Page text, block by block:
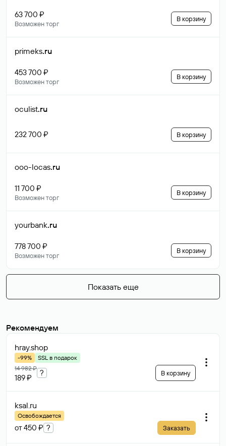
63 700 ₽
Возможен торг
В корзину
primeks.ru
453 700 ₽
Возможен торг
В корзину
oculist.ru
232 700 ₽ В корзину
ooo-locas.ru
11 700 ₽
Возможен торг
В корзину
yourbank.ru
778 700 ₽
Возможен торг
В корзину
Показать еще
Рекомендуем
hray.shop
-99%
SSL в подарок
14 982 ₽
189 ₽
? В корзину
ksal.ru
Освобождается
от 450 ₽ ? Заказать